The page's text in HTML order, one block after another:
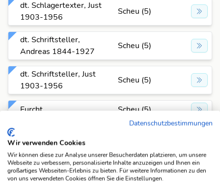
dt. Schlagertexter, Just
1903-1956
Scheu (5)
dt. Schriftsteller,
Andreas 1844-1927
Scheu (5)
dt. Schriftsteller, Just
1903-1956
Scheu (5)
Furcht Scheu (5)
Horror Scheu (5)
memmenhaft scheu (5)
Datenschutzbestimmungen
Wir verwenden Cookies
Wir können diese zur Analyse unserer Besucherdaten platzieren, um unsere
Webseite zu verbessern, personalisierte Inhalte anzuzeigen und Ihnen ein
großartiges Webseiten-Erlebnis zu bieten. Für weitere Informationen zu den
von uns verwendeten Cookies öffnen Sie die Einstellungen.